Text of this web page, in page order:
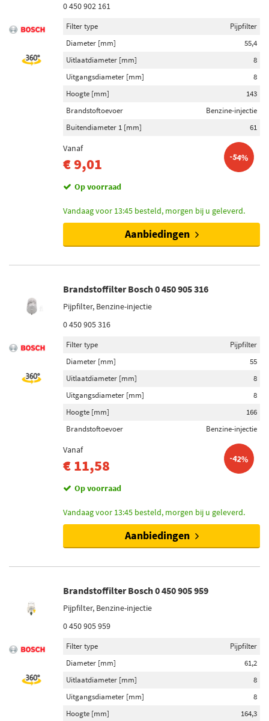
Filter type
Pijpfilter (4762)
Filter insert (4305)
Opschroeffilter (3019)
Fijnfilter (788)
Met waterafscheider (371)
Niet op voorraad (7034)
Op voorraad (6582)
0 450 902 161
Filter type
Pijpfilter
Diameter [mm]
55,4
Uitlaatdiameter [mm]
8
Uitgangsdiameter [mm]
8
Hoogte [mm]
143
Brandstoftoevoer
Benzine-injectie
Buitendiameter 1 [mm]
61
Vanaf
€ 9,01 -54%
Op voorraad
Vandaag voor 13:45 besteld, morgen bij u geleverd.
Aanbiedingen
Brandstoffilter Bosch 0 450 905 316
Pijpfilter, Benzine-injectie
0 450 905 316
Filter type
Pijpfilter
Diameter [mm]
55
Uitlaatdiameter [mm]
8
Uitgangsdiameter [mm]
8
Hoogte [mm]
166
Brandstoftoevoer
Benzine-injectie
Vanaf
€ 11,58 -42%
Op voorraad
Vandaag voor 13:45 besteld, morgen bij u geleverd.
Aanbiedingen
Brandstoffilter Bosch 0 450 905 959
Pijpfilter, Benzine-injectie
0 450 905 959
Filter type
Pijpfilter
Diameter [mm]
61,2
Uitlaatdiameter [mm]
8
Uitgangsdiameter [mm]
8
Hoogte [mm]
164,3